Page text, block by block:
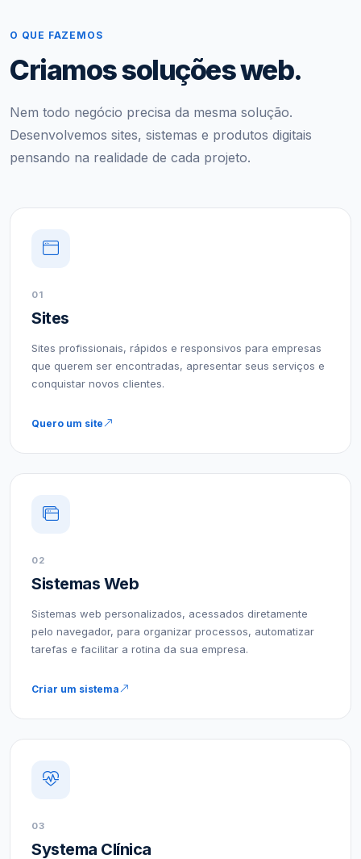
O QUE FAZEMOS
Criamos soluções web.
Nem todo negócio precisa da mesma solução.
Desenvolvemos sites, sistemas e produtos digitais
pensando na realidade de cada projeto.
01
Sites
Sites profissionais, rápidos e responsivos para empresas
que querem ser encontradas, apresentar seus serviços e
conquistar novos clientes.
Quero um site
02
Sistemas Web
Sistemas web personalizados, acessados diretamente
pelo navegador, para organizar processos, automatizar
tarefas e facilitar a rotina da sua empresa.
Criar um sistema
03
Systema Clínica